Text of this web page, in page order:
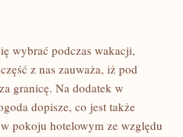
wybrać podczas wakacji,
z nas zauważa, iż pod
granicę. Na dodatek w
dopisze, co jest także
pokoju hotelowym ze względu